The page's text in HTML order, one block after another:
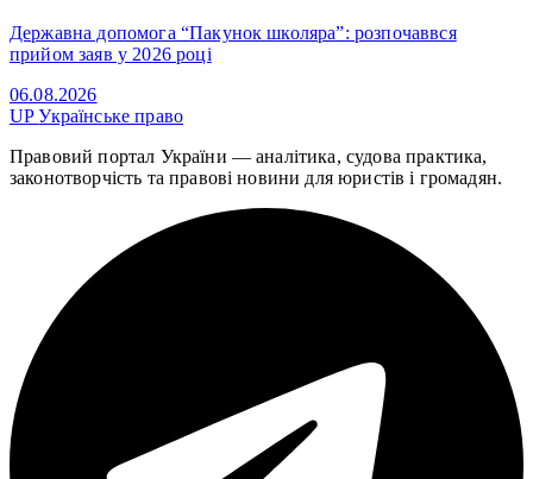
Державна допомога “Пакунок школяра”: розпочаввся
прийом заяв у 2026 році
06.08.2026
UPУкраїнське право
Правовий портал України — аналітика, судова практика,
законотворчість та правові новини для юристів і громадян.